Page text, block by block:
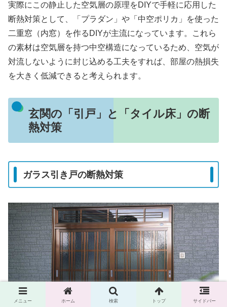
実際にこの静止した空気層の原理をDIYで手軽に応用した
断熱対策として、「プラダン」や「中空ポリカ」を使った
二重窓（内窓）を作るDIYが主流になっています。これら
の素材は空気層を持つ中空構造になっているため、空気が
対流しないように封じ込める工夫をすれば、部屋の熱損失
を大きく低減できると考えられます。
玄関の「引戸」と「タイル床」の断
熱対策
ガラス引き戸の断熱対策
メニュー ホーム 検索 トップ サイドバー